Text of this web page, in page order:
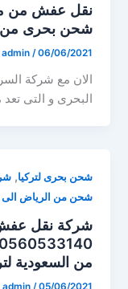
شحن بحرى من
admin /06/06/2021
الان مع شركة
البحرى و التى
شحن بحرى لتركيا,
شحن من الرياض الى
شركة نقل عفش
من السعودية